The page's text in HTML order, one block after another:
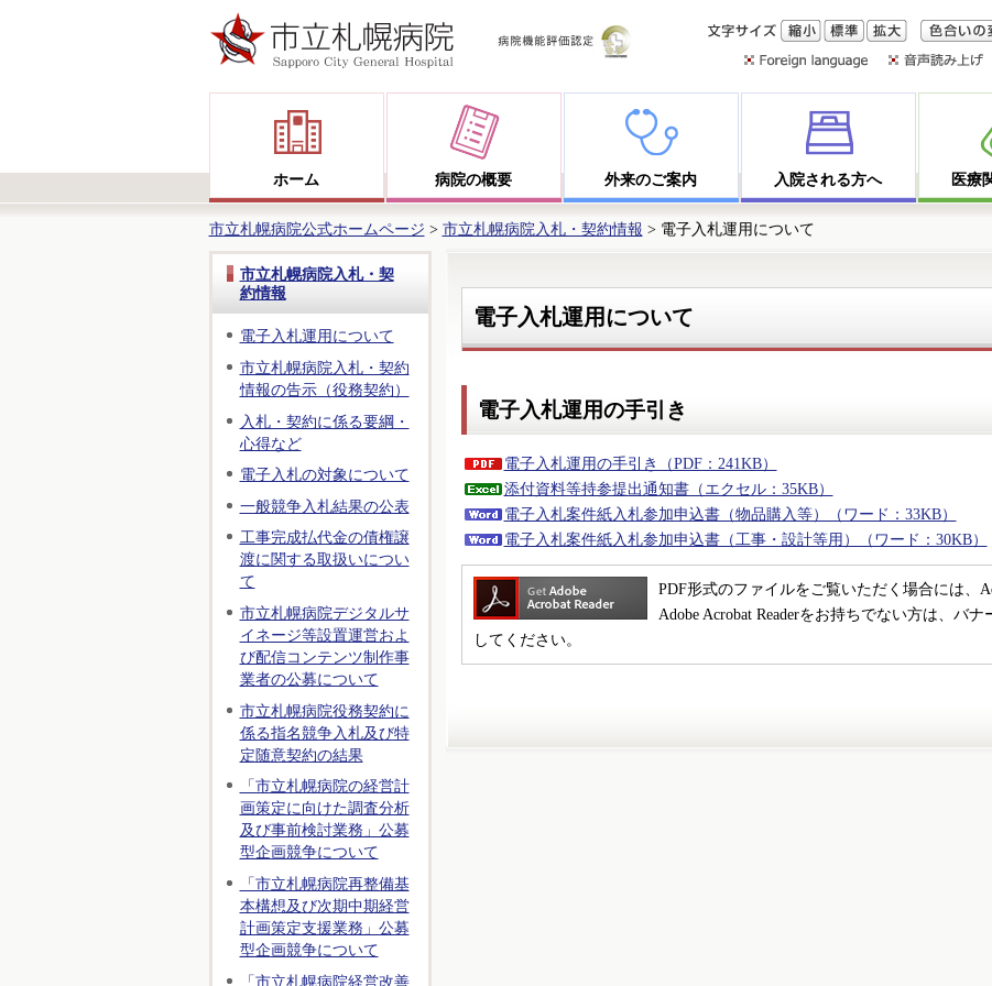
文字サイズ 縮小 標準 拡大 色合いの
ホーム 病院の概要 外来のご案内 入院される方へ 医療
市立札幌病院公式ホームページ > 市立札幌病院入札・契約情報 > 電子入札運用について
市立札幌病院入札・契
約情報
電子入札運用について
市立札幌病院入札・契約
情報の告示（役務契約）
入札・契約に係る要綱・
心得など
電子入札の対象について
一般競争入札結果の公表
工事完成払代金の債権譲
渡に関する取扱いについ
て
市立札幌病院デジタルサ
イネージ等設置運営およ
び配信コンテンツ制作事
業者の公募について
市立札幌病院役務契約に
係る指名競争入札及び特
定随意契約の結果
「市立札幌病院の経営計
画策定に向けた調査分析
及び事前検討業務」公募
型企画競争について
「市立札幌病院再整備基
本構想及び次期中期経営
計画策定支援業務」公募
型企画競争について
「市立札幌病院経営改善
電子入札運用について
電子入札運用の手引き
電子入札運用の手引き（PDF：241KB）
添付資料等持参提出通知書（エクセル：35KB）
電子入札案件紙入札参加申込書（物品購入等）（ワード：33KB）
電子入札案件紙入札参加申込書（工事・設計等用）（ワード：30KB）
PDF形式のファイルをご覧いただく場合には、
Adobe Acrobat Readerをお持ちでない方は、バ
してください。